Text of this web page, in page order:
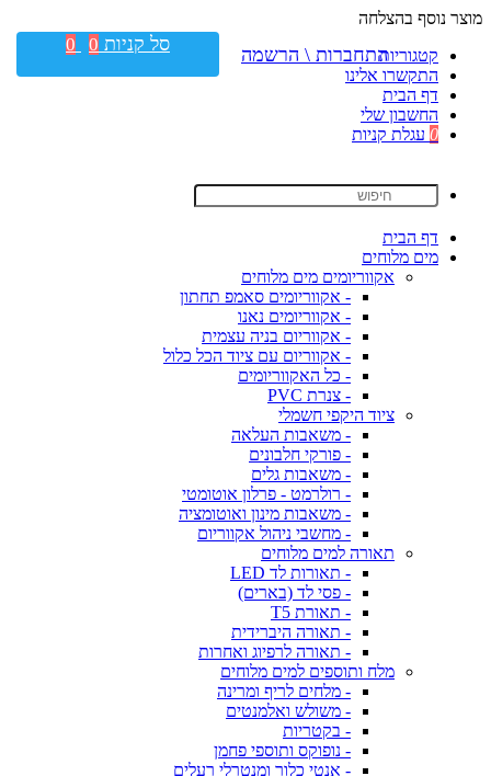
מוצר נוסף בהצלחה
קטגוריות
התקשרו אלינו
דף הבית
החשבון שלי
0 עגלת קניות
דף הבית
מים מלוחים
אקווריומים מים מלוחים
- אקווריומים סאמפ תחתון
- אקווריומים נאנו
- אקווריום בניה עצמית
- אקווריום עם ציוד הכל כלול
- כל האקווריומים
- צנרת PVC
ציוד היקפי חשמלי
- משאבות העלאה
- פורקי חלבונים
- משאבות גלים
- רולרמט - פרלון אוטומטי
- משאבות מינון ואוטומציה
- מחשבי ניהול אקווריום
תאורה למים מלוחים
- תאורות לד LED
- פסי לד (בארים)
- תאורת T5
- תאורה היברידית
- תאורה לרפיוג ואחרות
מלח ותוספים למים מלוחים
- מלחים לריף ומרינה
- משולש ואלמנטים
- בקטריות
- נופוקס ותוספי פחמן
- אנטי כלור ומנטרלי רעלים
התחברות \ הרשמה סל קניות 0
0